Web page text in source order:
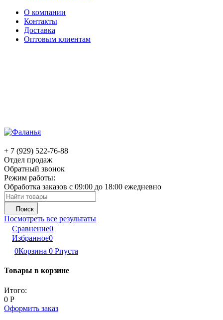
О компании
Контакты
Доставка
Оптовым клиентам
+ 7 (929) 522-76-88
Отдел продаж
Обратный звонок
Режим работы:
Обработка заказов с 09:00 до 18:00 ежедневно
Поиск
Посмотреть все результаты
Сравнение0
Избранное0
0Корзина 0 Рпуста
Товары в корзине
Итого:
0 Р
Оформить заказ